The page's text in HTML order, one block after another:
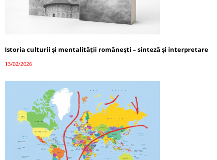
Istoria culturii și mentalității românești – sinteză și interpretare
13/02/2026